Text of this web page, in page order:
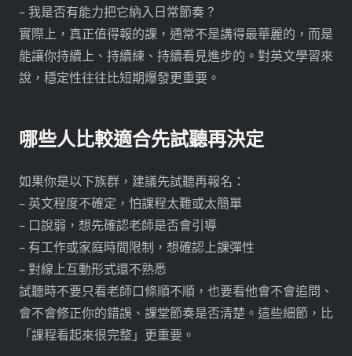
– 我是否有能力把它納入日常節奏？
實際上，真正值得報的課，通常不是講得最華麗的，而是
能讓你持續上、持續練、持續看見進步的。對英文學習來
說，穩定性往往比短期爆發更重要。
哪些人比較適合先試聽再決定
如果你是以下族群，建議先試聽再報名：
– 英文程度不確定，怕課程太難或太簡單
– 口說弱，想先確認老師是否會引導
– 有工作或家庭時間限制，想確認上課彈性
– 對線上互動形式還不熟悉
試聽時不要只看老師口條順不順，也要看他會不會追問、
會不會修正你的錯誤、課堂節奏是否清楚。這些細節，比
「課程看起來很完整」更重要。